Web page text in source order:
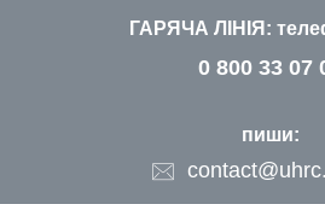
ГАРЯЧА ЛІНІЯ:
0 800 33 07
пиши: